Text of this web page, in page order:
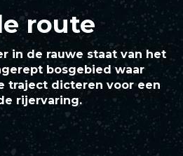
route
in de rauwe staat van het
bosgebied waar
traject dicteren voor een
rijervaring.